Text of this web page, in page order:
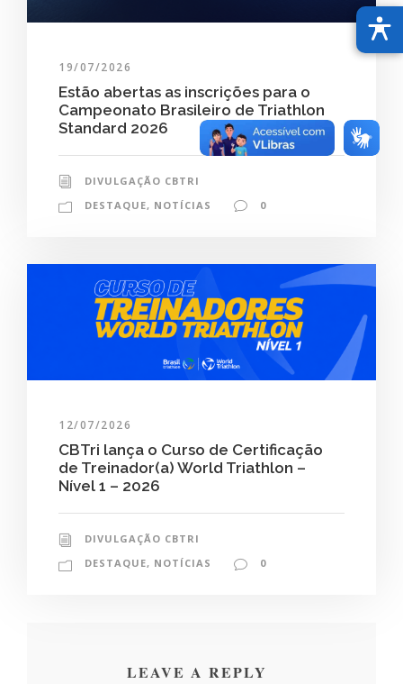
19/07/2026
Estão abertas as inscrições para o
Campeonato Brasileiro de Triathlon
Standard 2026
DIVULGAÇÃO CBTRI
DESTAQUE, NOTÍCIAS 0
12/07/2026
CBTri lança o Curso de Certificação
de Treinador(a) World Triathlon –
Nível 1 – 2026
DIVULGAÇÃO CBTRI
DESTAQUE, NOTÍCIAS 0
LEAVE A REPLY